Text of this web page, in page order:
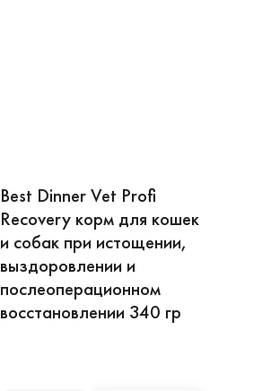
Best Dinner Vet Profi
Recovery корм для кошек
и собак при истощении,
выздоровлении и
послеоперационном
восстановлении 340 гр